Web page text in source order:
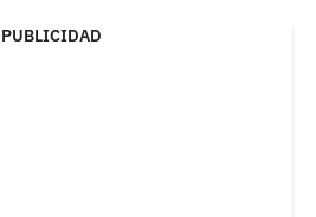
PUBLICIDAD